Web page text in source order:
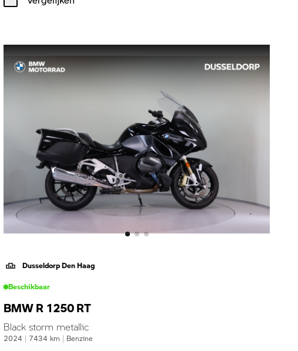
Dusseldorp Den Haag
Beschikbaar
BMW R 1250 RT
Black storm metallic
2024 | 7434 km | Benzine